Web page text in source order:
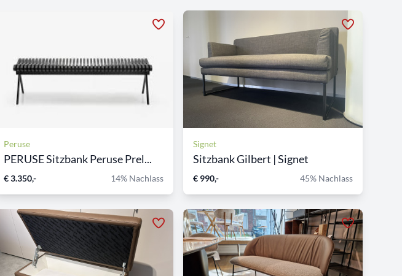
Peruse
PERUSE Sitzbank Peruse Prel...
€ 3.350,- 14% Nachlass
Signet
Sitzbank Gilbert | Signet
€ 990,- 45% Nachlass